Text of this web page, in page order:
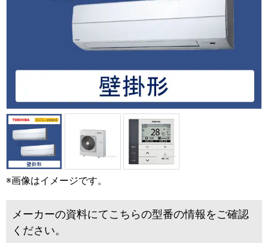
※画像はイメージです。
メーカーの資料にてこちらの型番の情報をご確認
ください。